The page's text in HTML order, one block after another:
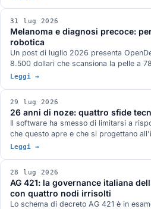
antirez.
31 lug 2026
Melanoma e diagnosi precoce:
robotica
Un post di luglio 2026 presenta
8.500 dollari che scansiona la pelle a
sostiene che il collo di bottiglia della
chirurgiche in dermoscopia, il primo
guidare un ecografo.
Leggi →
29 lug 2026
26 anni di noze: quattro sfide
Il software ha smesso di limitarsi a
che questo apre e che si progettano
dopo: chi autorizza gli agenti, portare il
Leggi →
28 lug 2026
AG 421: la governance italiana
con quattro nodi irrisolti
Lo schema di decreto AG 421 è in